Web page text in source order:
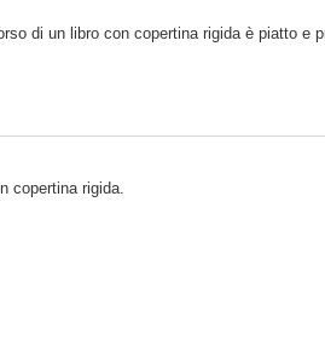
di un libro con copertina rigida è piatto e
copertina rigida.